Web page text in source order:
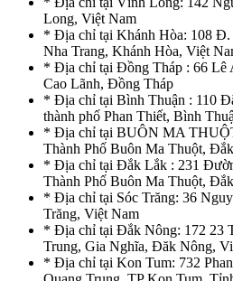
Long, Việt Nam
* Địa chỉ tại Khánh Hòa: 108
Nha Trang, Khánh Hòa, Việt
* Địa chỉ tại Đồng Tháp : 66 Lê
Cao Lãnh, Đồng Tháp
* Địa chỉ tại Bình Thuận : 110
thành phố Phan Thiết, Bình
* Địa chỉ tại BUÔN MA
Thành Phố Buôn Ma Thuột,
* Địa chỉ tại Đắk Lắk : 231
Thành Phố Buôn Ma Thuột,
* Địa chỉ tại Sóc Trăng: 36
Trăng, Việt Nam
* Địa chỉ tại Đắk Nông: 172 23
Trung, Gia Nghĩa, Đăk Nông,
* Địa chỉ tại Kon Tum: 732